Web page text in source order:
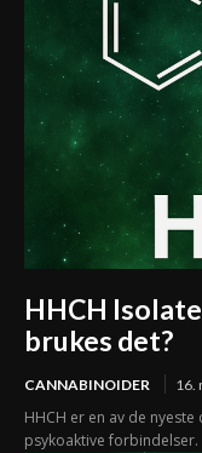
HHCH
brukes det?
CANNABINOIDER 16.
HHCH er en av de
psykoaktive